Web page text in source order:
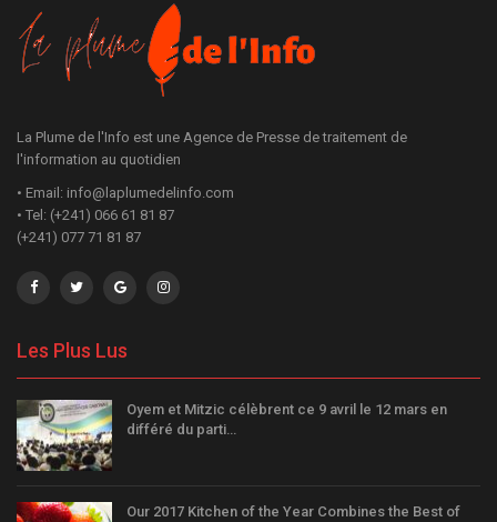
La Plume de l'Info est une Agence de Presse de traitement de
l'information au quotidien
• Email: info@laplumedelinfo.com
• Tel: (+241) 066 61 81 87
(+241) 077 71 81 87
Les Plus Lus
Oyem et Mitzic célèbrent ce 9 avril le 12 mars en
différé du parti…
Our 2017 Kitchen of the Year Combines the Best of